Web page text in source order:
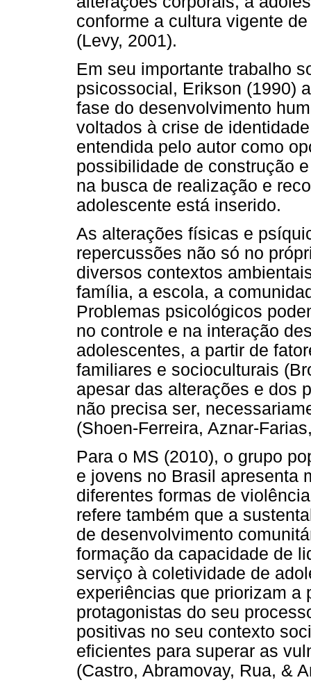
conforme a cultura vigente
(Levy, 2001).
Em seu importante trabalho
psicossocial, Erikson (1990)
fase do desenvolvimento
voltados à crise de
entendida pelo autor como
possibilidade de construção
na busca de realização e
adolescente está inserido.
As alterações físicas e
repercussões não só no
diversos contextos
família, a escola, a
Problemas psicológicos
no controle e na interação
adolescentes, a partir de
familiares e socioculturais
apesar das alterações e dos
não precisa ser,
(Shoen-Ferreira, Aznar-
Para o MS (2010), o grupo
e jovens no Brasil apresenta
diferentes formas de
refere também que a
de desenvolvimento
formação da capacidade de
serviço à coletividade de
experiências que priorizam a
protagonistas do seu
positivas no seu contexto
eficientes para superar as
(Castro, Abramovay, Rua, &